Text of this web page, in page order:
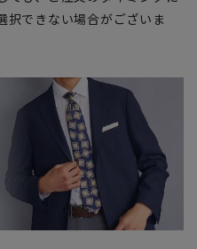
択できない場合がございま